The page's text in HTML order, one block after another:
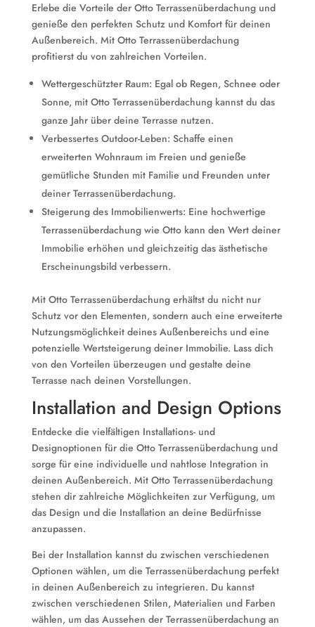
Erlebe die Vorteile der Otto Terrassenüberdachung und
genieße den perfekten Schutz und Komfort für deinen
Außenbereich. Mit Otto Terrassenüberdachung
profitierst du von zahlreichen Vorteilen.
Wettergeschützter Raum: Egal ob Regen, Schnee oder
Sonne, mit Otto Terrassenüberdachung kannst du das
ganze Jahr über deine Terrasse nutzen.
Verbessertes Outdoor-Leben: Schaffe einen
erweiterten Wohnraum im Freien und genieße
gemütliche Stunden mit Familie und Freunden unter
deiner Terrassenüberdachung.
Steigerung des Immobilienwerts: Eine hochwertige
Terrassenüberdachung wie Otto kann den Wert deiner
Immobilie erhöhen und gleichzeitig das ästhetische
Erscheinungsbild verbessern.
Mit Otto Terrassenüberdachung erhältst du nicht nur
Schutz vor den Elementen, sondern auch eine erweiterte
Nutzungsmöglichkeit deines Außenbereichs und eine
potenzielle Wertsteigerung deiner Immobilie. Lass dich
von den Vorteilen überzeugen und gestalte deine
Terrasse nach deinen Vorstellungen.
Installation and Design Options
Entdecke die vielfältigen Installations- und
Designoptionen für die Otto Terrassenüberdachung und
sorge für eine individuelle und nahtlose Integration in
deinen Außenbereich. Mit Otto Terrassenüberdachung
stehen dir zahlreiche Möglichkeiten zur Verfügung, um
das Design und die Installation an deine Bedürfnisse
anzupassen.
Bei der Installation kannst du zwischen verschiedenen
Optionen wählen, um die Terrassenüberdachung perfekt
in deinen Außenbereich zu integrieren. Du kannst
zwischen verschiedenen Stilen, Materialien und Farben
wählen, um das Aussehen der Terrassenüberdachung an